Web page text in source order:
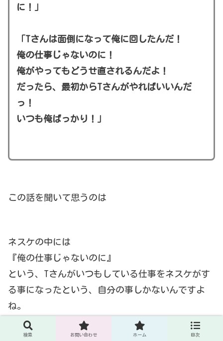
に！」
「Tさんは面倒になって俺に回したんだ！
俺の仕事じゃないのに！
俺がやってもどうせ直されるんだよ！
だったら、最初からTさんがやればいいんだ
っ！
いつも俺ばっかり！」
この話を聞いて思うのは
ネスケの中には
『俺の仕事じゃないのに』
という、Tさんがいつもしている仕事をネスケがす
る事になったという、自分の事しかないんですよ
ね。
検索 お問い合わせ ホーム 目次